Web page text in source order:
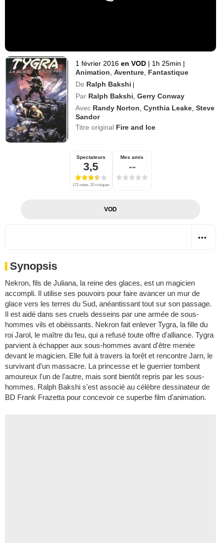
1 février 2016 en VOD | 1h 25min |
Animation ,Aventure Fantastique
De Ralph Bakshi |
Par Ralph Bakshi ,Gerry Conway
Avec Randy Norton ,Cynthia Leake ,Steve
Sandor
Titre original Fire and Ice
Spectateurs
3,5
172 notes, 20 critiques
Mes amis
--
VOD
Synopsis
Nekron, fils de Juliana, la reine des glaces, est un magicien
accompli. Il utilise ses pouvoirs pour faire avancer un mur de
glace vers les terres du Sud, anéantissant tout sur son passage.
Il est aidé dans ses cruels desseins par une armée de sous-
hommes vils et obéissants. Nekron fait enlever Tygra, la fille du
roi Jarol, le maître du feu, qui a refusé toute offre d'alliance. Tygra
parvient à échapper aux sous-hommes avant d'être menée
devant le magicien. Elle fuit à travers la forêt et rencontre Jarn, le
survivant d'un massacre. La princesse et le guerrier tombent
amoureux l'un de l'autre, mais sont bientôt repris par les sous-
hommes. Ralph Bakshi s'est associé au célèbre dessinateur de
BD Frank Frazetta pour concevoir ce superbe film d'animation.